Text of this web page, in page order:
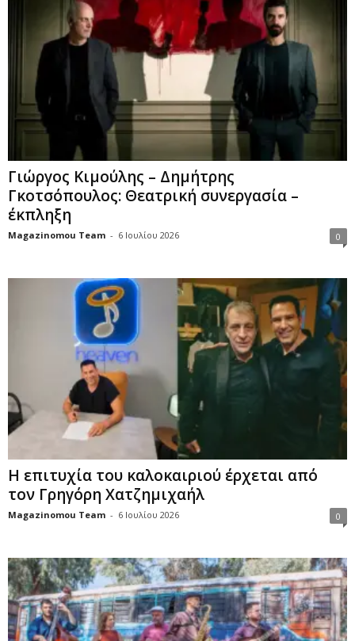
Γιώργος Κιμούλης – Δημήτρης
Γκοτσόπουλος: Θεατρική συνεργασία –
έκπληξη
Magazinomou Team - 6 Ιουλίου 2026 0
Η επιτυχία του καλοκαιριού έρχεται από
τον Γρηγόρη Χατζημιχαήλ
Magazinomou Team - 6 Ιουλίου 2026 0